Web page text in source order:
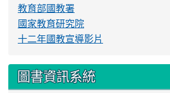
教育部國教署
國家教育研究院
十二年國教宣導影片
圖書資訊系統